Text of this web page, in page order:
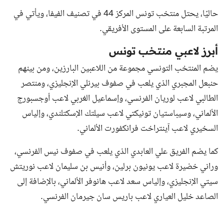
حاليًا، يحتل منتخب تونس المركز 44 في تصنيف الفيفا، ويأتي في
المرتبة السابعة على المستوى الأفريقي.
أبرز لاعبي منتخب تونس
يضم المنتخب التونسي مجموعة من اللاعبين البارزين، ومن بينهم
حنبعل المجبري الذي يلعب في صفوف بيرنلي الإنجليزي، ومنتصر
الطالبي لاعب لوريان الفرنسي، وإسماعيل الغربي لاعب أوجسبورج
الألماني، وسيباستيان تونيكتي لاعب سيلتك الإسكتلندي، وإلياس
السخيري لاعب آينتراخت فرانكفورت الألماني.
كما يضم الفريق علي العابدي الذي يلعب في صفوف نيس الفرنسي،
وراني خضيرة لاعب يونيون برلين، وأنيس بن سليمان لاعب نوريتش
سيتي الإنجليزي، وإلياس سعد لاعب هانوفر الألماني، بالإضافة إلى
الصاعد خليل العياري لاعب باريس سان جيرمان الفرنسي.